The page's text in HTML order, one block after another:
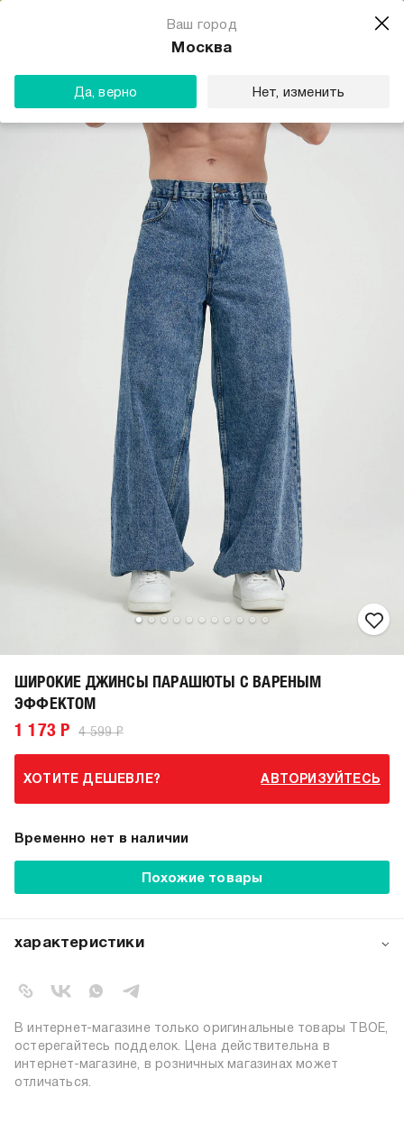
Ваш город
Москва
Да, верно Нет, изменить
ШИРОКИЕ ДЖИНСЫ ПАРАШЮТЫ С ВАРЕНЫМ
ЭФФЕКТОМ
1 173 Р 4 599 Р
ХОТИТЕ ДЕШЕВЛЕ? АВТОРИЗУЙТЕСЬ
Временно нет в наличии
Похожие товары
характеристики
коллекция:
вид застежки:
пуговицы, молния
цвет:
голубой
состав:
100% хлопок
В интернет-магазине только оригинальные товары ТВОЕ,
остерегайтесь подделок. Цена действительна в
интернет-магазине, в розничных магазинах может
отличаться.
Магазин одежды для тебя